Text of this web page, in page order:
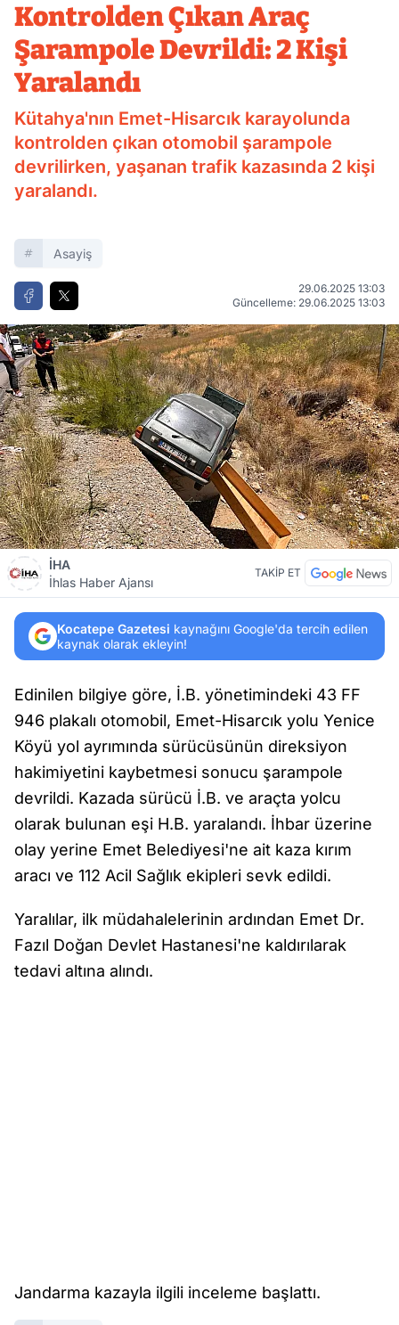
Kontrolden Çıkan Araç
Şarampole Devrildi: 2 Kişi
Yaralandı
Kütahya'nın Emet-Hisarcık karayolunda
kontrolden çıkan otomobil şarampole
devrilirken, yaşanan trafik kazasında 2 kişi
yaralandı.
Asayiş
29.06.2025 13:03
Güncelleme: 29.06.2025 13:03
İHA
İhlas Haber Ajansı
TAKİP ET
Kocatepe Gazetesi kaynağını Google'da tercih edilen
kaynak olarak ekleyin!
Edinilen bilgiye göre, İ.B. yönetimindeki 43 FF
946 plakalı otomobil, Emet-Hisarcık yolu Yenice
Köyü yol ayrımında sürücüsünün direksiyon
hakimiyetini kaybetmesi sonucu şarampole
devrildi. Kazada sürücü İ.B. ve araçta yolcu
olarak bulunan eşi H.B. yaralandı. İhbar üzerine
olay yerine Emet Belediyesi'ne ait kaza kırım
aracı ve 112 Acil Sağlık ekipleri sevk edildi.
Yaralılar, ilk müdahalelerinin ardından Emet Dr.
Fazıl Doğan Devlet Hastanesi'ne kaldırılarak
tedavi altına alındı.
Jandarma kazayla ilgili inceleme başlattı.